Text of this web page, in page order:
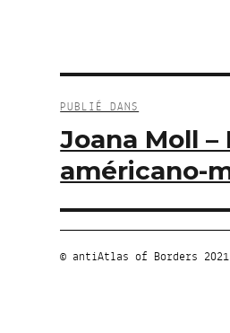
Navigation
de
l’article
PUBLIÉ DANS
Joana Moll
américano-
© antiAtlas of Borders 2021